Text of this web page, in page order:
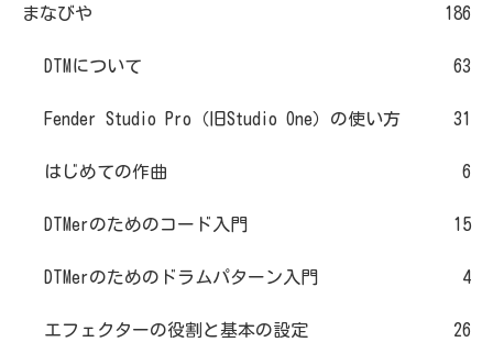
まなびや 186
DTMについて 63
Fender Studio Pro（旧Studio One）の使い方 31
はじめての作曲 6
DTMerのためのコード入門 15
DTMerのためのドラムパターン入門 4
エフェクターの役割と基本の設定 26